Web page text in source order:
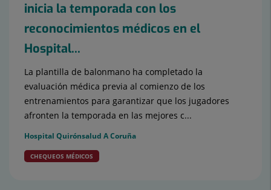
inicia la temporada con los
reconocimientos médicos en el
Hospital...
La plantilla de balonmano ha completado la
evaluación médica previa al comienzo de los
entrenamientos para garantizar que los jugadores
afronten la temporada en las mejores c...
Hospital Quirónsalud A Coruña
CHEQUEOS MÉDICOS